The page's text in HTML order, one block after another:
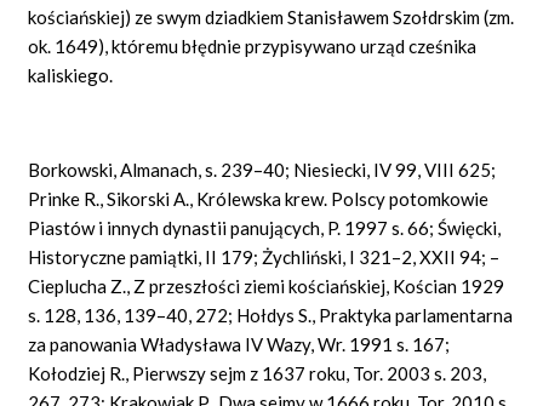
kościańskiej) ze swym dziadkiem Stanisławem Szołdrskim (zm.
ok. 1649), któremu błędnie przypisywano urząd cześnika
kaliskiego.
Borkowski, Almanach, s. 239–40; Niesiecki, IV 99, VIII 625;
Prinke R., Sikorski A., Królewska krew. Polscy potomkowie
Piastów i innych dynastii panujących, P. 1997 s. 66; Święcki,
Historyczne pamiątki, II 179; Żychliński, I 321–2, XXII 94; –
Cieplucha Z., Z przeszłości ziemi kościańskiej, Kościan 1929
s. 128, 136, 139–40, 272; Hołdys S., Praktyka parlamentarna
za panowania Władysława IV Wazy, Wr. 1991 s. 167;
Kołodziej R., Pierwszy sejm z 1637 roku, Tor. 2003 s. 203,